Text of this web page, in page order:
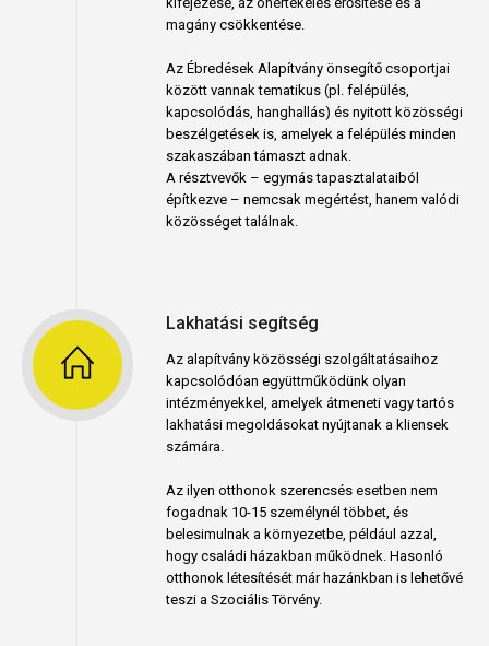
magány csökkentése.
Az Ébredések Alapítvány önsegítő csoportjai
között vannak tematikus (pl. felépülés,
kapcsolódás, hanghallás) és nyitott közösségi
beszélgetések is, amelyek a felépülés minden
szakaszában támaszt adnak.
A résztvevők – egymás tapasztalataiból
építkezve – nemcsak megértést, hanem valódi
közösséget találnak.
Lakhatási segítség
Az alapítvány közösségi szolgáltatásaihoz
kapcsolódóan együttműködünk olyan
intézményekkel, amelyek átmeneti vagy tartós
lakhatási megoldásokat nyújtanak a kliensek
számára.
Az ilyen otthonok szerencsés esetben nem
fogadnak 10-15 személynél többet, és
belesimulnak a környezetbe, például azzal,
hogy családi házakban működnek. Hasonló
otthonok létesítését már hazánkban is lehetővé
teszi a Szociális Törvény.